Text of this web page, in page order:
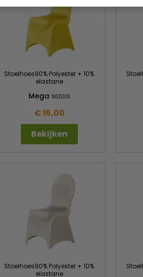
Stoelhoes90% Polyester + 10%
elastane
Mega 900301
€ 15,00
Bekijken
Stoelhoes90% Polyester + 10%
elastane